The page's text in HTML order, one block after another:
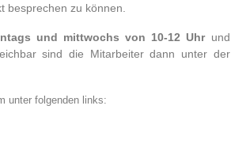
besprechen zu können.
und mittwochs von 10-12 Uhrund
sind die Mitarbeiter dann unter der
unter folgenden links: